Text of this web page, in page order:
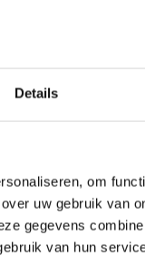
Details
om
uw gebruik van
gegevens
van hun
HVS 7.7
binnen 3